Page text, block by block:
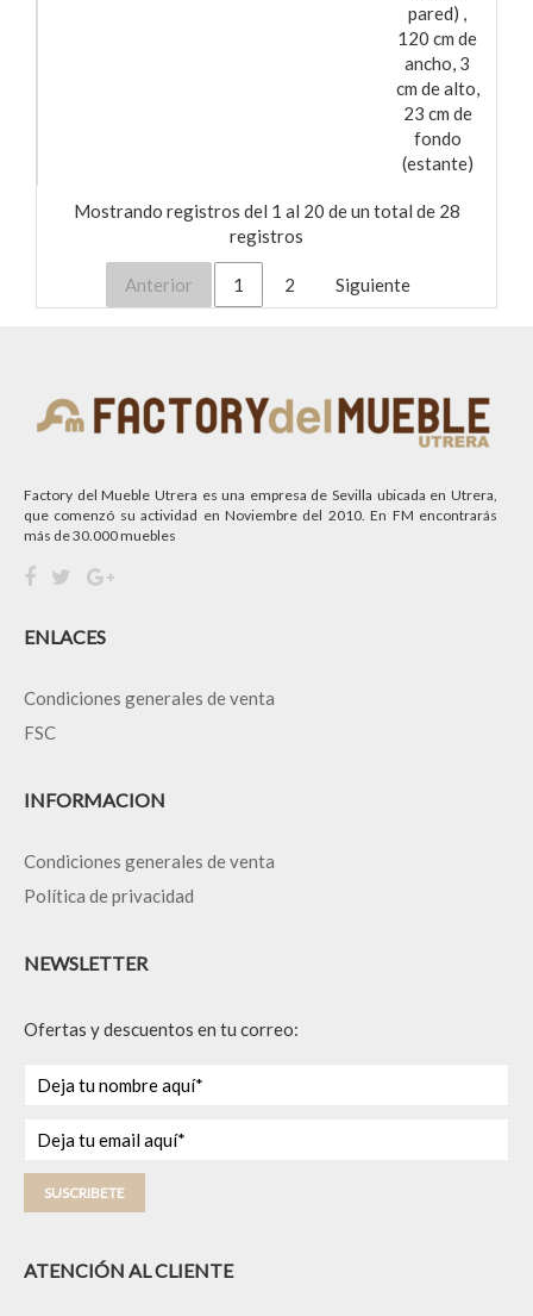
pared) ,
120 cm de
ancho, 3
cm de alto,
23 cm de
fondo
(estante)
Mostrando registros del 1 al 20 de un total de 28
registros
Anterior 1 2 Siguiente
Factory del Mueble Utrera es una empresa de Sevilla ubicada en Utrera,
que comenzó su actividad en Noviembre del 2010. En FM encontrarás
más de 30.000 muebles
ENLACES
Condiciones generales de venta
FSC
INFORMACION
Condiciones generales de venta
Política de privacidad
NEWSLETTER
Ofertas y descuentos en tu correo:
SUSCRIBETE
ATENCIÓN AL CLIENTE